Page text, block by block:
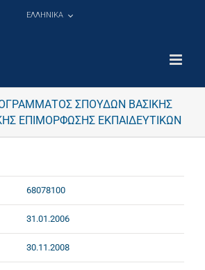
ΕΛΛΗΝΙΚΑ
ΣΠΟΥΔΩΝ ΒΑΣΙΚΗΣ
ΕΠΙΜΟΡΦΩΣΗΣ ΕΚΠΑΙΔΕΥΤΙΚΩΝ
68078100
31.01.2006
30.11.2008